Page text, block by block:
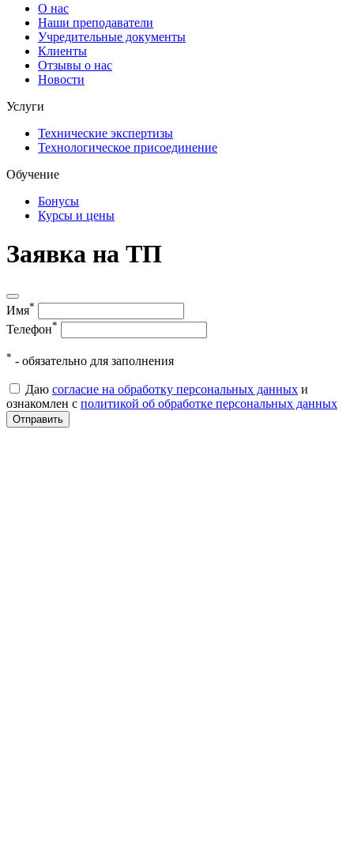
О нас
Наши преподаватели
Учредительные документы
Клиенты
Отзывы о нас
Новости
Услуги
Технические экспертизы
Технологическое присоединение
Обучение
Бонусы
Курсы и цены
Заявка на ТП
Имя*
Телефон*
* - обязательно для заполнения
Даю согласие на обработку персональных данных и
ознакомлен с политикой об обработке персональных данных
Отправить